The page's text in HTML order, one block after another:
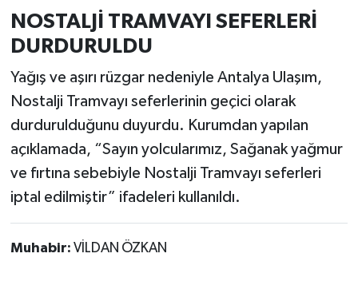
NOSTALJİ TRAMVAYI SEFERLERİ
DURDURULDU
Yağış ve aşırı rüzgar nedeniyle Antalya Ulaşım,
Nostalji Tramvayı seferlerinin geçici olarak
durdurulduğunu duyurdu. Kurumdan yapılan
açıklamada, “Sayın yolcularımız, Sağanak yağmur
ve fırtına sebebiyle Nostalji Tramvayı seferleri
iptal edilmiştir” ifadeleri kullanıldı.
Muhabir: VİLDAN ÖZKAN